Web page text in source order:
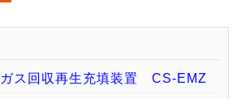
ス回収再生充填装置 CS-EMZ